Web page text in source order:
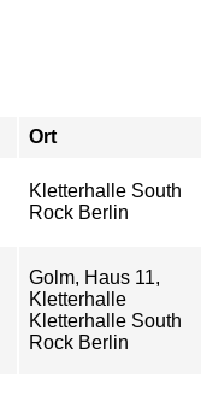
Ort
Kletterhalle South
Rock Berlin
Golm, Haus 11,
Kletterhalle
Kletterhalle South
Rock Berlin